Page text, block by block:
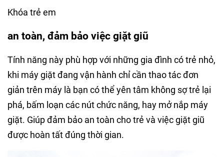
Khóa trẻ em
an toàn, đảm bảo việc giặt giũ
Tính năng này phù hợp với những gia đình có trẻ nhỏ,
khi máy giặt đang vận hành chỉ cần thao tác đơn
giản trên máy là bạn có thể yên tâm không sợ trẻ lại
phá, bấm loạn các nút chức năng, hay mở nắp máy
giặt. Giúp đảm bảo an toàn cho trẻ và việc giặt giũ
được hoàn tất đúng thời gian.